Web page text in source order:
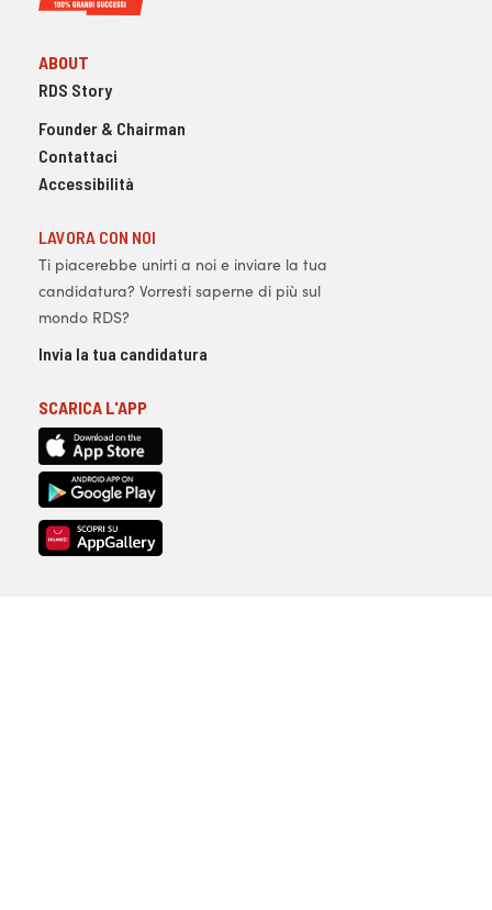
ABOUT
RDS Story
Founder & Chairman
Contattaci
Accessibilità
LAVORA CON NOI
Ti piacerebbe unirti a noi e inviare la tua
candidatura? Vorresti saperne di più sul
mondo RDS?
Invia la tua candidatura
SCARICA L'APP